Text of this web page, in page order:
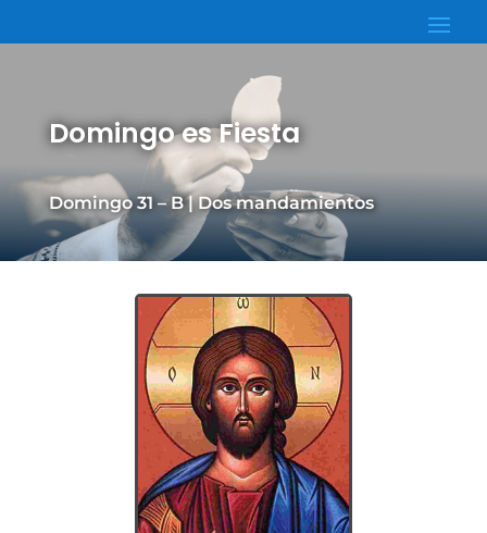
Domingo es Fiesta
Domingo 31 – B | Dos mandamientos